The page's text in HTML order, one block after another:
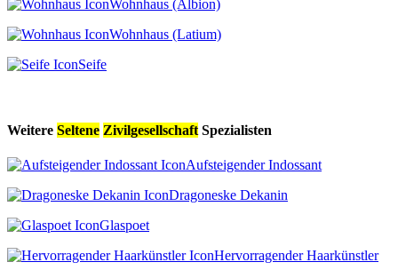
Wohnhaus (Albion)
Wohnhaus (Latium)
Seife
Weitere Seltene Zivilgesellschaft Spezialisten
Aufsteigender Indossant
Dragoneske Dekanin
Glaspoet
Hervorragender Haarkünstler